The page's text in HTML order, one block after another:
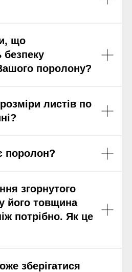
що
безпеку
поролону?
листів по
поролон?
згорнутого
його товщина
потрібно. Як це
зберігатися